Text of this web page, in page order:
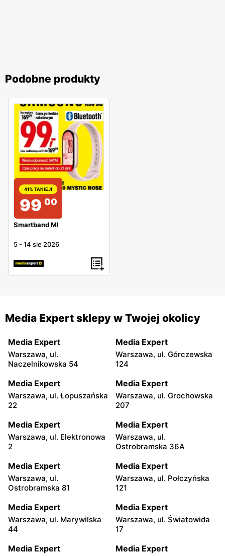
Podobne produkty
41% TANIEJ!
99 00
Smartband MI
5 -14 sie 2026
Media Expert sklepy w Twojej okolicy
Media Expert
Warszawa, ul.
Naczelnikowska 54
Media Expert
Warszawa, ul. Górczewska
124
Media Expert
Warszawa, ul. Łopuszańska
22
Media Expert
Warszawa, ul. Grochowska
207
Media Expert
Warszawa, ul. Elektronowa
2
Media Expert
Warszawa, ul.
Ostrobramska 36A
Media Expert
Warszawa, ul.
Ostrobramska 81
Media Expert
Warszawa, ul. Połczyńska
121
Media Expert
Warszawa, ul. Marywilska
44
Media Expert
Warszawa, ul. Światowida
17
Media Expert Media Expert